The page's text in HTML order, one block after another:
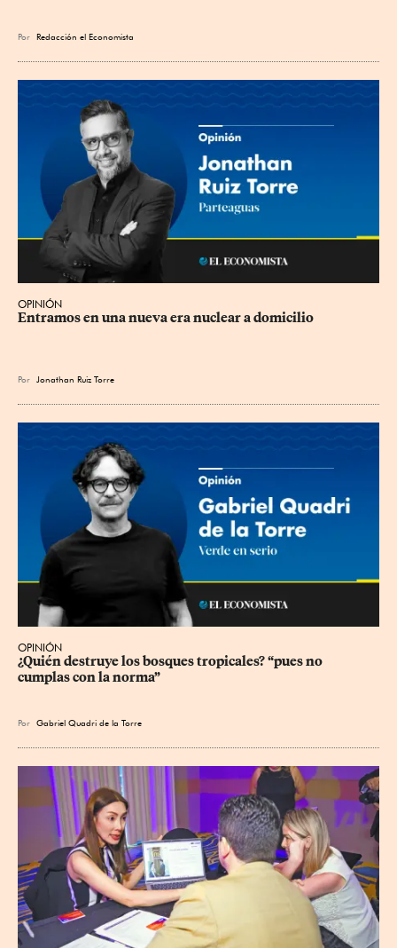
Por Redacción el Economista
OPINIÓN
Entramos en una nueva era nuclear a domicilio
Por Jonathan Ruiz Torre
OPINIÓN
¿Quién destruye los bosques tropicales? “pues no
cumplas con la norma”
Por Gabriel Quadri de la Torre